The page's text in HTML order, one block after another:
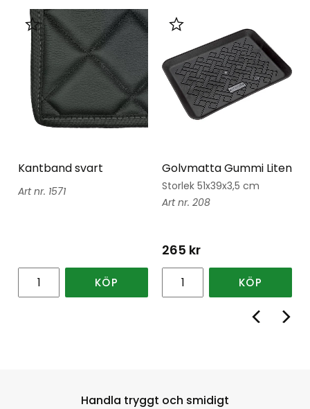
Kantband svart
1571
Lägg till i favoriter
KÖP
Golvmatta Gummi Liten
Storlek 51x39x3,5 cm
208
265 kr
Lägg till i favoriter
KÖP
Handla tryggt och smidigt